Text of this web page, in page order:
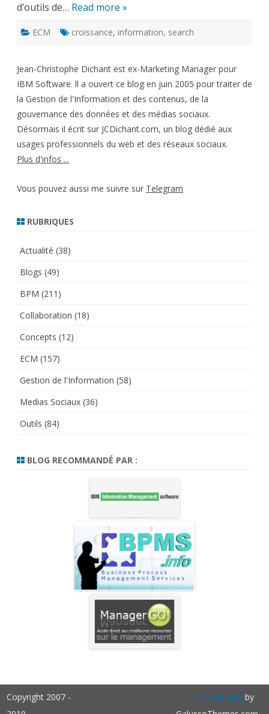
d’outils de… Read more »
ECM croissance, information, search
Jean-Christophe Dichant est ex-Marketing Manager pour
IBM Software. ll a ouvert ce blog en juin 2005 pour traiter de
la Gestion de l'Information et des contenus, de la
gouvernance des données et des médias sociaux.
Désormais il écrit sur JCDichant.com, un blog dédié aux
usages professionnels du web et des réseaux sociaux.
Plus d'infos ...
Vous pouvez aussi me suivre sur Telegram
RUBRIQUES
Actualité (38)
Blogs (49)
BPM (211)
Collaboration (18)
Concepts (12)
ECM (157)
Gestion de l'Information (58)
Medias Sociaux (36)
Outils (84)
BLOG RECOMMANDÉ PAR :
Copyright 2007 -
ZeroGravityby